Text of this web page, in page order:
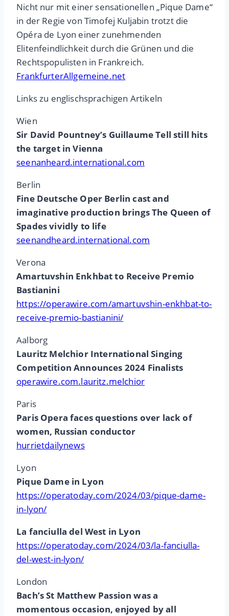
Nicht nur mit einer sensationellen „Pique Dame“
in der Regie von Timofej Kuljabin trotzt die
Opéra de Lyon einer zunehmenden
Elitenfeindlichkeit durch die Grünen und die
Rechtspopulisten in Frankreich.
FrankfurterAllgemeine.net
Links zu englischsprachigen Artikeln
Wien
Sir David Pountney’s Guillaume Tell still hits
the target in Vienna
seenanheard.international.com
Berlin
Fine Deutsche Oper Berlin cast and
imaginative production brings The Queen of
Spades vividly to life
seenandheard.international.com
Verona
Amartuvshin Enkhbat to Receive Premio
Bastianini
https://operawire.com/amartuvshin-enkhbat-to-
receive-premio-bastianini/
Aalborg
Lauritz Melchior International Singing
Competition Announces 2024 Finalists
operawire.com.lauritz.melchior
Paris
Paris Opera faces questions over lack of
women, Russian conductor
hurrietdailynews
Lyon
Pique Dame in Lyon
https://operatoday.com/2024/03/pique-dame-
in-lyon/
La fanciulla del West in Lyon
https://operatoday.com/2024/03/la-fanciulla-
del-west-in-lyon/
London
Bach’s St Matthew Passion was a
momentous occasion, enjoyed by all